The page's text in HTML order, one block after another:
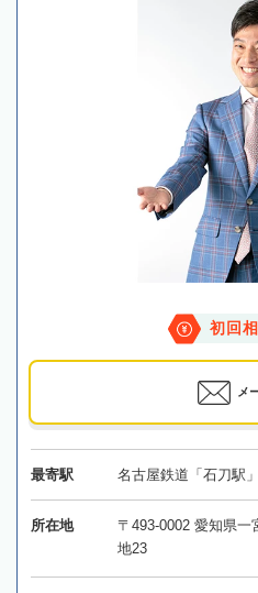
初回
メ
最寄駅 名古屋鉄道「石刀駅
所在地
〒493-0002 愛知県一
地23